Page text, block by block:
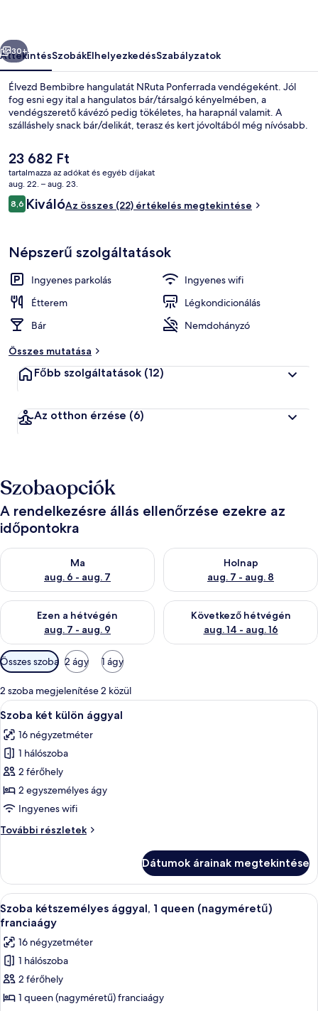
Étterem
Következő
30+
ÁttekintésSzobákElhelyezkedésSzabályzatok
Élvezd Bembibre hangulatát NRuta Ponferrada vendégeként. Jól
fog esni egy ital a hangulatos bár/társalgó kényelmében, a
vendégszerető kávézó pedig tökéletes, ha harapnál valamit. A
szálláshely snack bár/delikát, terasz és kert jóvoltából még nívósabb.
A
jelenlegi
ár
23 682 Ft
23 682 Ft
tartalmazza az adókat és egyéb díjakat
aug. 22. – aug. 23.
Értékelések
8,68,6 ennyiből: 10
KiválóAz összes (22) értékelés megtekintése
Népszerű szolgáltatások
Ingyenes parkolás
Ingyenes wifi
Étterem
Légkondicionálás
Bár
Nemdohányzó
Összes mutatása
Főbb szolgáltatások (12)
Az otthon érzése (6)
Szobaopciók
A rendelkezésre állás ellenőrzése ezekre az
időpontokra
Ma
aug. 6 - aug. 7
A ma esti rendelkezésre állás ellenőrzése: aug. 6 - aug. 7
Holnap
aug. 7 - aug. 8
A holnapi rendelkezésre állás
Ezen a hétvégén
aug. 7 - aug. 9
A mostani hétvégi rendelkezésre állás ellenőrzése: aug. 7 -
Következő hétvégén
aug. 14 - aug. 16
A következő hétvégi
Szobákhoz
rendelkezésre
álló
szűrők
Összes szoba 2 ágy 1 ágy
2 szoba megjelenítése 2 közül
A
következő
szoba
összes
képének
megtekintése:
Szoba
külön
Egy szállodai szoba íróasztallal,
6
Szoba két külön ággyal
16 négyzetméter
1 hálószoba
2 férőhely
2 egyszemélyes ágy
Ingyenes wifi
További részletek
Szoba
további
részletei
Dátumok árainak megtekintése
A
következő
szoba
összes
képének
megtekintése:
Szoba
Egy gondosan megterített ágy,
5
Szoba kétszemélyes ággyal, 1 queen (nagyméretű)
franciaágy
16 négyzetméter
1 hálószoba
2 férőhely
1 queen (nagyméretű) franciaágy